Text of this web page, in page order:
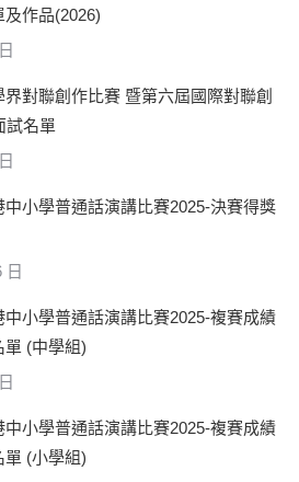
作品(2026)
對聯創作比賽 暨第六屆國際對聯創
試名單
小學普通話演講比賽2025-決賽得獎
日
小學普通話演講比賽2025-複賽成績
單 (中學組)
小學普通話演講比賽2025-複賽成績
單 (小學組)